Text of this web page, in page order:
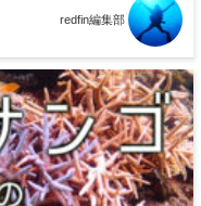
redfin編集部